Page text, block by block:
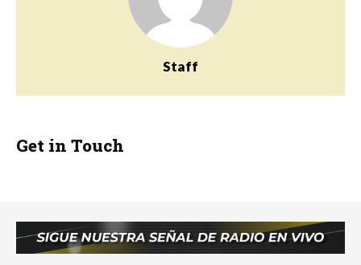
Staff
Get in Touch